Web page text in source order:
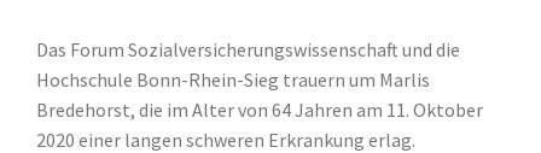
Das Forum Sozialversicherungswissenschaft und die
Hochschule Bonn-Rhein-Sieg trauern um Marlis
Bredehorst, die im Alter von 64 Jahren am 11. Oktober
2020 einer langen schweren Erkrankung erlag.